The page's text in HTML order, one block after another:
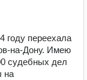
году переехала
на-Дону. Имею
судебных дел
на